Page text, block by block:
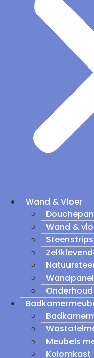
Wand & Vloer
Wand &
Steenstrips
Onderhoud
Meubels
Kolomkast